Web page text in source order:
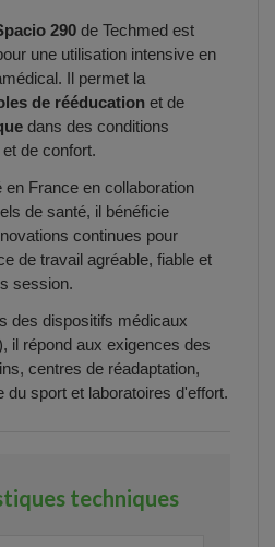
290 de Techmed est
une utilisation intensive en
Il permet la
de rééducation et de
dans des conditions
de confort.
en France en collaboration
de santé, il bénéficie
continues pour
de travail agréable, fiable et
session.
des dispositifs médicaux
il répond aux exigences des
centres de réadaptation,
sport et laboratoires d'effort.
techniques